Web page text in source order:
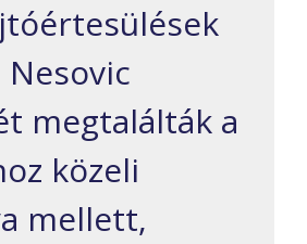
megtalálták a
közeli
mellett,